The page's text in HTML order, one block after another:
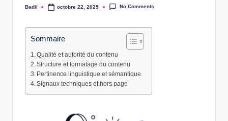
innovations
Posted
Badii octobre 22, 2025 No Comments
Sommaire
Qualité et autorité du contenu
Structure et formatage du contenu
Pertinence linguistique et sémantique
Signaux techniques et hors page